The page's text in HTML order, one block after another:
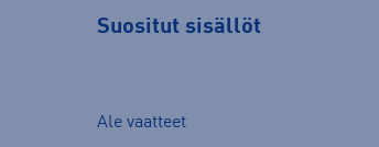
Suositut sisällöt
Ale vaatteet